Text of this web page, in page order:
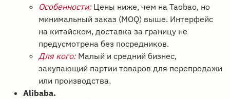
Особенности:Цены ниже, чем на Taobao, но
минимальный заказ (MOQ) выше. Интерфейс
на китайском, доставка за границу не
предусмотрена без посредников.
Для кого:Малый и средний бизнес,
закупающий партии товаров для перепродажи
или производства.
Alibaba.